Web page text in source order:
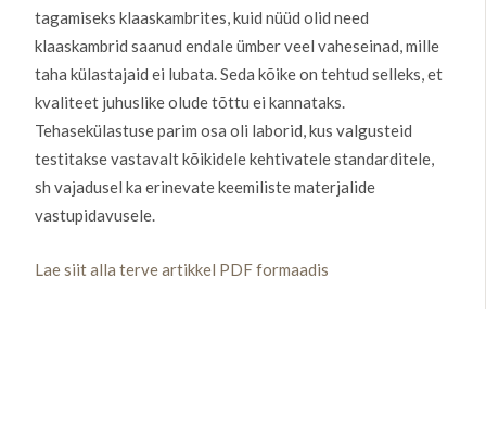
tagamiseks klaaskambrites, kuid nüüd olid need
klaaskambrid saanud endale ümber veel vaheseinad, mille
taha külastajaid ei lubata. Seda kõike on tehtud selleks, et
kvaliteet juhuslike olude tõttu ei kannataks.
Tehasekülastuse parim osa oli laborid, kus valgusteid
testitakse vastavalt kõikidele kehtivatele standarditele,
sh vajadusel ka erinevate keemiliste materjalide
vastupidavusele.
Lae siit alla terve artikkel PDF formaadis